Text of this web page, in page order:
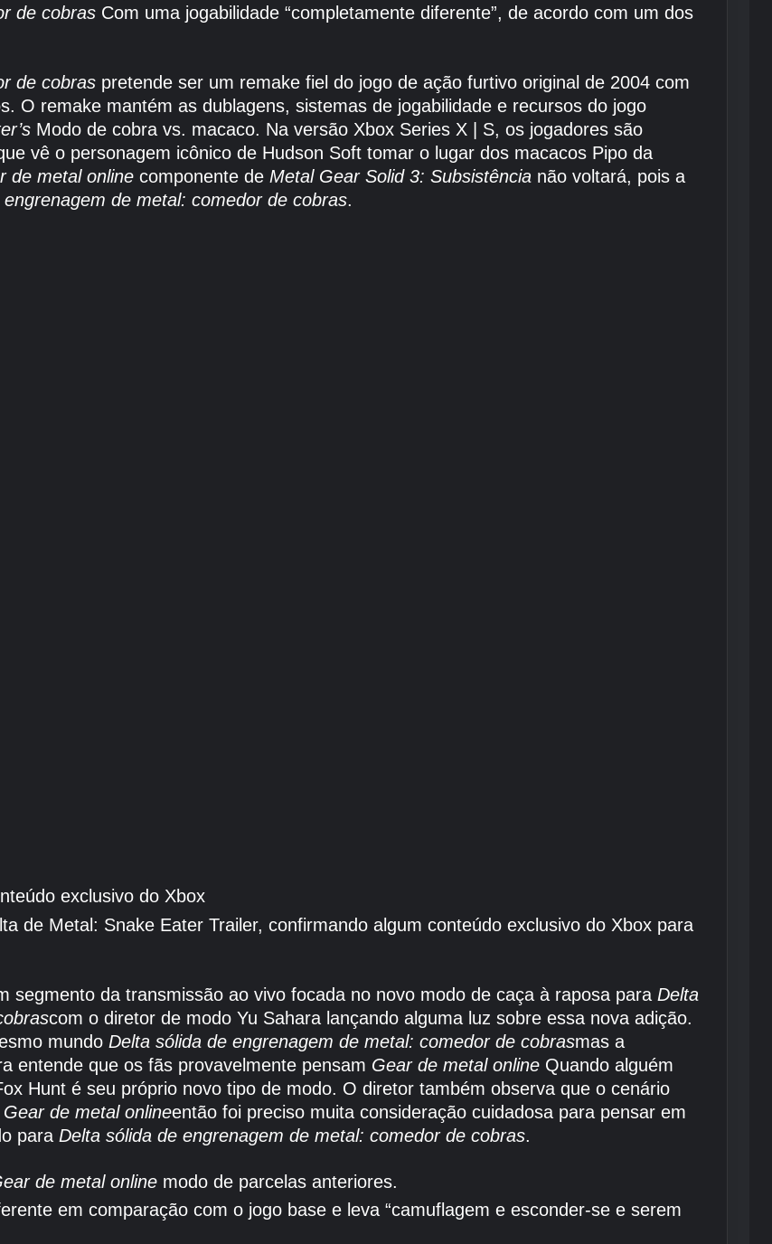
de cobras Com uma jogabilidade “completamente diferente”, de acordo com um dos
de cobras pretende ser um remake fiel do jogo de ação furtivo original de 2004 com
O remake mantém as dublagens, sistemas de jogabilidade e recursos do jogo
Modo de cobra vs. macaco. Na versão Xbox Series X | S, os jogadores são
vê o personagem icônico de Hudson Soft tomar o lugar dos macacos Pipo da
de metal online componente de Metal Gear Solid 3: Subsistência não voltará, pois a
engrenagem de metal: comedor de cobras.
exclusivo do Xbox
de Metal: Snake Eater Trailer, confirmando algum conteúdo exclusivo do Xbox para
segmento da transmissão ao vivo focada no novo modo de caça à raposa para Delta
com o diretor de modo Yu Sahara lançando alguma luz sobre essa nova adição.
mundo Delta sólida de engrenagem de metal: comedor de cobrasmas a
entende que os fãs provavelmente pensam Gear de metal online Quando alguém
Hunt é seu próprio novo tipo de modo. O diretor também observa que o cenário
Gear de metal onlineentão foi preciso muita consideração cuidadosa para pensar em
para Delta sólida de engrenagem de metal: comedor de cobras.
de metal online modo de parcelas anteriores.
em comparação com o jogo base e leva “camuflagem e esconder-se e serem